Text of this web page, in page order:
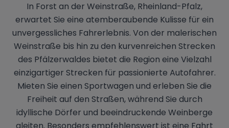
In Forst an der Weinstraße, Rheinland-Pfalz,
erwartet Sie eine atemberaubende Kulisse für ein
unvergessliches Fahrerlebnis. Von der malerischen
Weinstraße bis hin zu den kurvenreichen Strecken
des Pfälzerwaldes bietet die Region eine Vielzahl
einzigartiger Strecken für passionierte Autofahrer.
Mieten Sie einen Sportwagen und erleben Sie die
Freiheit auf den Straßen, während Sie durch
idyllische Dörfer und beeindruckende Weinberge